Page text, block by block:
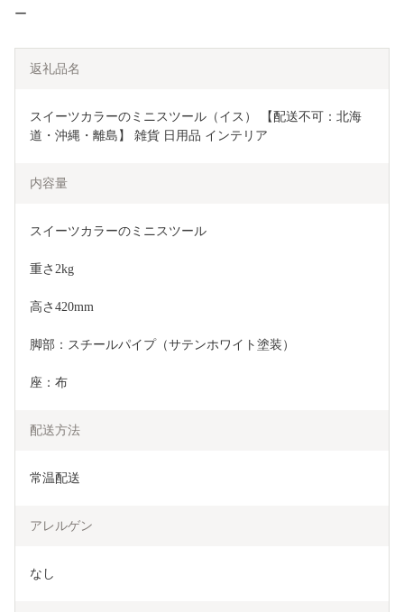
ー
返礼品名
スイーツカラーのミニスツール（イス） 【配送不可：北海
道・沖縄・離島】 雑貨 日用品 インテリア
内容量
スイーツカラーのミニスツール
重さ2kg
高さ420mm
脚部：スチールパイプ（サテンホワイト塗装）
座：布
配送方法
常温配送
アレルゲン
なし